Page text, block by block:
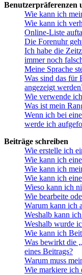
Benutzerpräferenzen
Wie kann ich
Wie kann ich
Online-Liste
Die Forenuhr
Ich habe die
immer noch
Meine Sprache
Was sind das für
angezeigt
Wie verwende
Was ist mein
Wenn ich bei
werde ich
Beiträge schreiben
Wie erstelle ich
Wie kann ich
Wie kann ich
Wie kann ich
Wieso kann ich
Wie bearbeite
Warum kann ich
Weshalb kann
Weshalb wurde
Wie kann ich
Was bewirkt die
eines Beitrags?
Warum muss
Wie markiere ich